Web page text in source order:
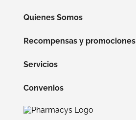
Quienes Somos
Recompensas y promociones
Servicios
Convenios